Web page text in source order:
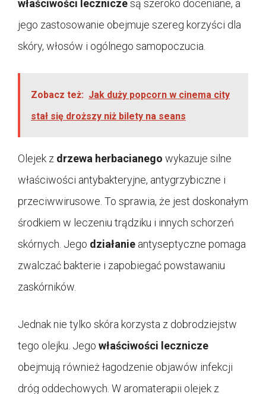
właściwości leczniczesą szeroko doceniane, a
jego zastosowanie obejmuje szereg korzyści dla
skóry, włosów i ogólnego samopoczucia.
Zobacz też: Jak duży popcorn w cinema city
stał się droższy niż bilety na seans
Olejek z drzewa herbacianego wykazuje silne
właściwości antybakteryjne, antygrzybiczne i
przeciwwirusowe. To sprawia, że jest doskonałym
środkiem w leczeniu trądziku i innych schorzeń
skórnych. Jego działanie antyseptyczne pomaga
zwalczać bakterie i zapobiegać powstawaniu
zaskórników.
Jednak nie tylko skóra korzysta z dobrodziejstw
tego olejku. Jego właściwości lecznicze
obejmują również łagodzenie objawów infekcji
dróg oddechowych. W aromaterapii olejek z